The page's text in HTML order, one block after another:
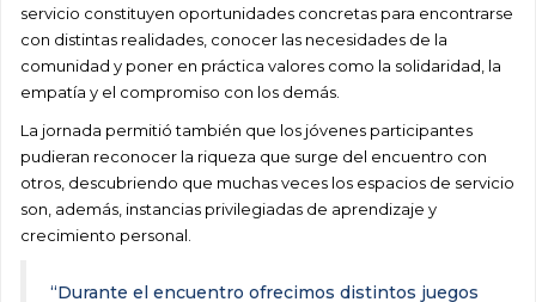
servicio constituyen oportunidades concretas para encontrarse
con distintas realidades, conocer las necesidades de la
comunidad y poner en práctica valores como la solidaridad, la
empatía y el compromiso con los demás.
La jornada permitió también que los jóvenes participantes
pudieran reconocer la riqueza que surge del encuentro con
otros, descubriendo que muchas veces los espacios de servicio
son, además, instancias privilegiadas de aprendizaje y
crecimiento personal.
“Durante el encuentro ofrecimos distintos juegos